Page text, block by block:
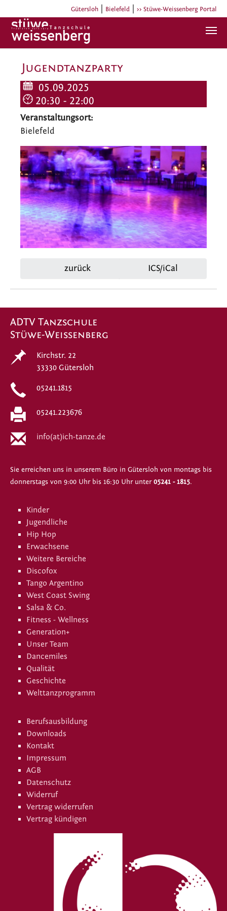
Zum Hauptinhalt springen
Gütersloh Bielefeld >> Stüwe-Weissenberg Portal
Jugendtanzparty
05.09.2025
20:30 - 22:00
Veranstaltungsort:
Bielefeld
zurück ICS/iCal
ADTV Tanzschule
Stüwe-Weissenberg
Kirchstr. 22
33330 Gütersloh
05241.1815
05241.223676
info(at)ich-tanze.de
Sie erreichen uns in unserem Büro in Gütersloh von montags bis
donnerstags von 9:00 Uhr bis 16:30 Uhr unter05241 - 1815.
Kinder
Jugendliche
Hip Hop
Erwachsene
Weitere Bereiche
Discofox
Tango Argentino
West Coast Swing
Salsa & Co.
Fitness - Wellness
Generation+
Unser Team
Dancemiles
Qualität
Geschichte
Welttanzprogramm
Berufsausbildung
Downloads
Kontakt
Impressum
AGB
Datenschutz
Widerruf
Vertrag widerrufen
Vertrag kündigen